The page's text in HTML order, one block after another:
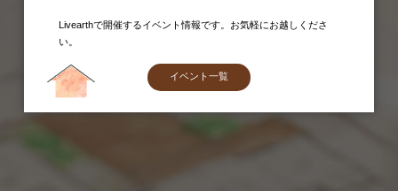
Livearthで開催するイベント情報です。お気軽にお越しくださ
い。
イベント一覧